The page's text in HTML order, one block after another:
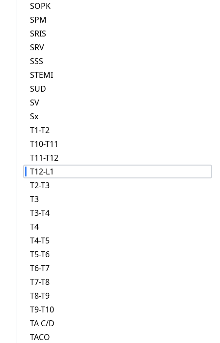
SOPK
SPM
SRIS
SRV
SSS
STEMI
SUD
SV
Sx
T1-T2
T10-T11
T11-T12
T12-L1
T2-T3
T3
T3-T4
T4
T4-T5
T5-T6
T6-T7
T7-T8
T8-T9
T9-T10
TA C/D
TACO